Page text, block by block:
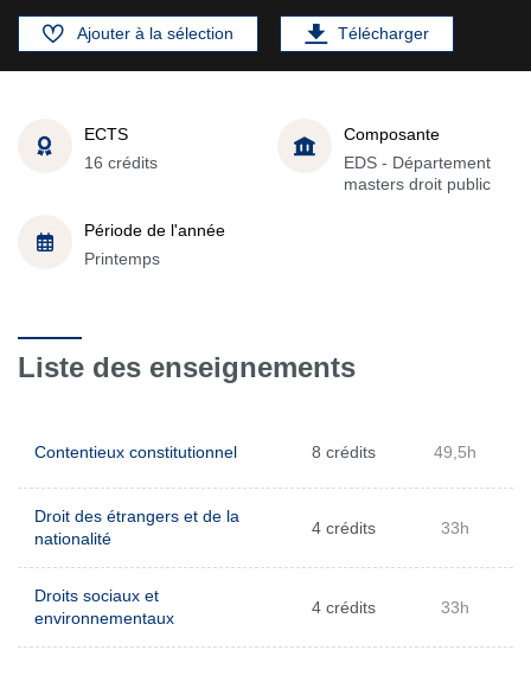
Ajouter à la sélection Télécharger
ECTS
16 crédits
Composante
EDS - Département
masters droit public
Période de l'année
Printemps
Liste des enseignements
Contentieux constitutionnel 8 crédits 49,5h
Droit des étrangers et de la
nationalité
4 crédits 33h
Droits sociaux et
environnementaux
4 crédits 33h